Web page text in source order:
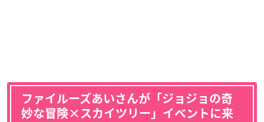
ファイルーズあいさんが「ジョジョの奇
妙な冒険×スカイツリー」イベントに来